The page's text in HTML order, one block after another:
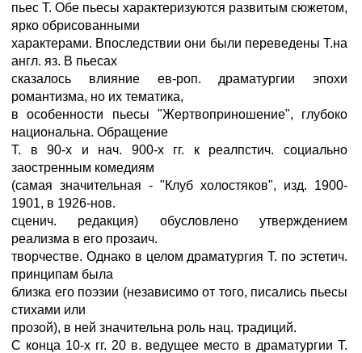
пьес Т. Обе пьесы характеризуются развитым сюжетом,
ярко обрисованными
характерами. Впоследствии они были переведены Т.на
англ. яз. В пьесах
сказалось влияние ев-роп. драматургии эпохи
романтизма, но их тематика,
в особенности пьесы "Жертвоприношение", глубоко
национальна. Обращение
Т. в 90-х и нач. 900-х гг. к реалпстич. социально
заостренным комедиям
(самая значительная - "Клуб холостяков", изд. 1900-
1901, в 1926-нов.
сценич. редакция) обусловлено утверждением
реализма в его прозаич.
творчестве. Однако в целом драматургия Т. по эстетич.
принципам была
близка его поэзии (независимо от того, писались пьесы
стихами или
прозой), в ней значительна роль нац. традиций.
С конца 10-х гг. 20 в. ведущее место в драматургии Т.